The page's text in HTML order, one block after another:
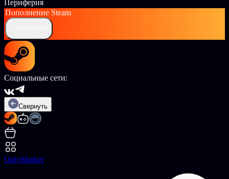
Периферия
Пополнение Steam
Социальные сети:
Свернуть
OnlyMarket